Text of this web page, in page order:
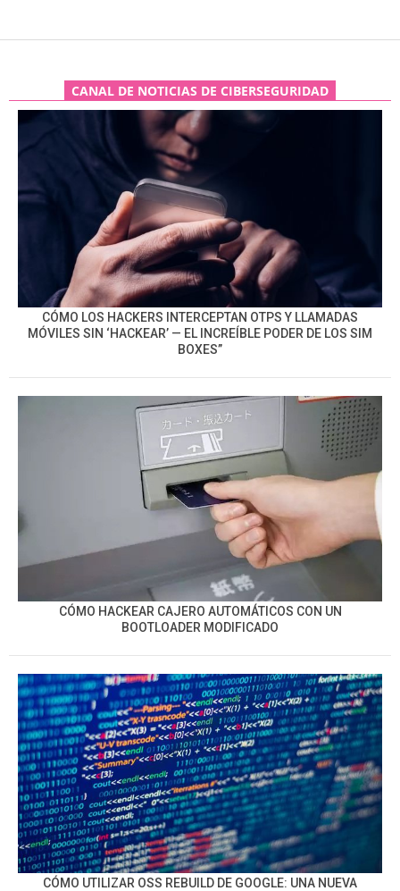
CANAL DE NOTICIAS DE CIBERSEGURIDAD
CÓMO LOS HACKERS INTERCEPTAN OTPS Y LLAMADAS
MÓVILES SIN ‘HACKEAR’ — EL INCREÍBLE PODER DE LOS SIM
BOXES”
CÓMO HACKEAR CAJERO AUTOMÁTICOS CON UN
BOOTLOADER MODIFICADO
CÓMO UTILIZAR OSS REBUILD DE GOOGLE: UNA NUEVA